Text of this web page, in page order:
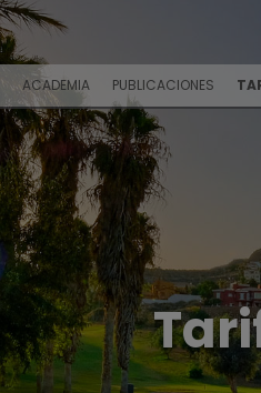
ACADEMIA PUBLICACIONES